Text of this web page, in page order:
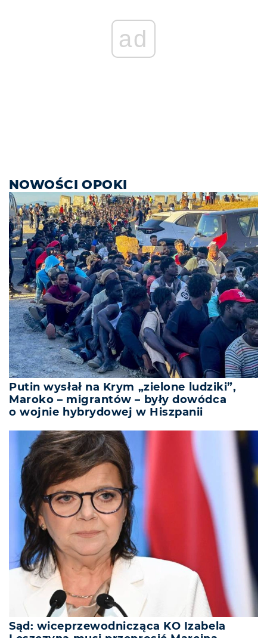
ad
NOWOŚCI OPOKI
Putin wysłał na Krym „zielone ludziki”,
Maroko – migrantów – były dowódca
o wojnie hybrydowej w Hiszpanii
Sąd: wiceprzewodnicząca KO Izabela